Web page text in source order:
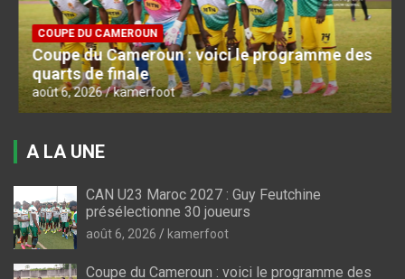
COUPE DU CAMEROUN
Coupe du Cameroun : voici le programme des
quarts de finale
août 6, 2026 kamerfoot
A LA UNE
CAN U23 Maroc 2027 : Guy Feutchine
présélectionne 30 joueurs
août 6, 2026 kamerfoot
Coupe du Cameroun : voici le programme des